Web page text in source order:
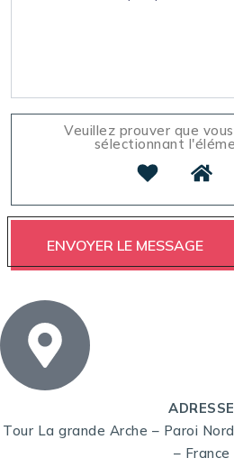
Veuillez prouver que
sélectionnant
ADRESSE
Tour La grande Arche – Paroi
– France